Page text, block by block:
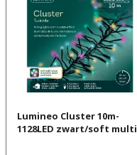
Lumineo Cluster 10m-
1128LED zwart/soft multi